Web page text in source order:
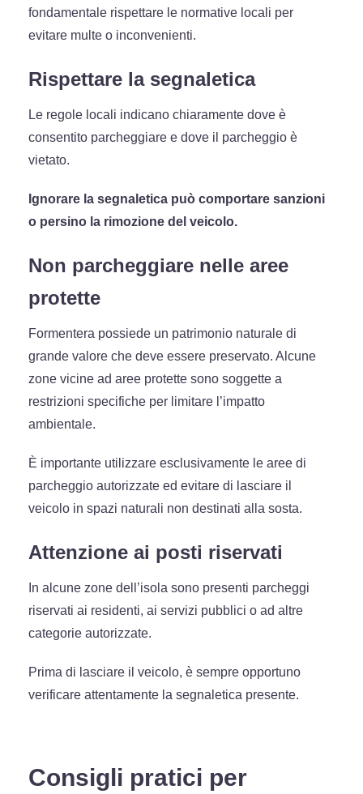
fondamentale rispettare le normative locali per
evitare multe o inconvenienti.
Rispettare la segnaletica
Le regole locali indicano chiaramente dove è
consentito parcheggiare e dove il parcheggio è
vietato.
Ignorare la segnaletica può comportare sanzioni
o persino la rimozione del veicolo.
Non parcheggiare nelle aree
protette
Formentera possiede un patrimonio naturale di
grande valore che deve essere preservato. Alcune
zone vicine ad aree protette sono soggette a
restrizioni specifiche per limitare l’impatto
ambientale.
È importante utilizzare esclusivamente le aree di
parcheggio autorizzate ed evitare di lasciare il
veicolo in spazi naturali non destinati alla sosta.
Attenzione ai posti riservati
In alcune zone dell’isola sono presenti parcheggi
riservati ai residenti, ai servizi pubblici o ad altre
categorie autorizzate.
Prima di lasciare il veicolo, è sempre opportuno
verificare attentamente la segnaletica presente.
Consigli pratici per